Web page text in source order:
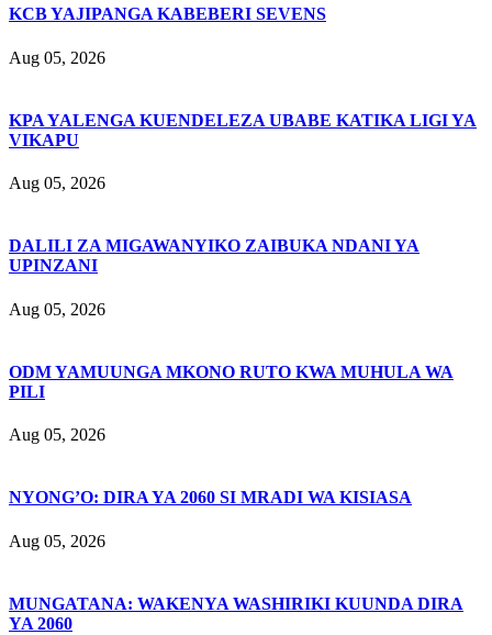
KCB YAJIPANGA KABEBERI SEVENS
Aug 05, 2026
KPA YALENGA KUENDELEZA UBABE KATIKA LIGI YA
VIKAPU
Aug 05, 2026
DALILI ZA MIGAWANYIKO ZAIBUKA NDANI YA
UPINZANI
Aug 05, 2026
ODM YAMUUNGA MKONO RUTO KWA MUHULA WA
PILI
Aug 05, 2026
NYONG’O: DIRA YA 2060 SI MRADI WA KISIASA
Aug 05, 2026
MUNGATANA: WAKENYA WASHIRIKI KUUNDA DIRA
YA 2060